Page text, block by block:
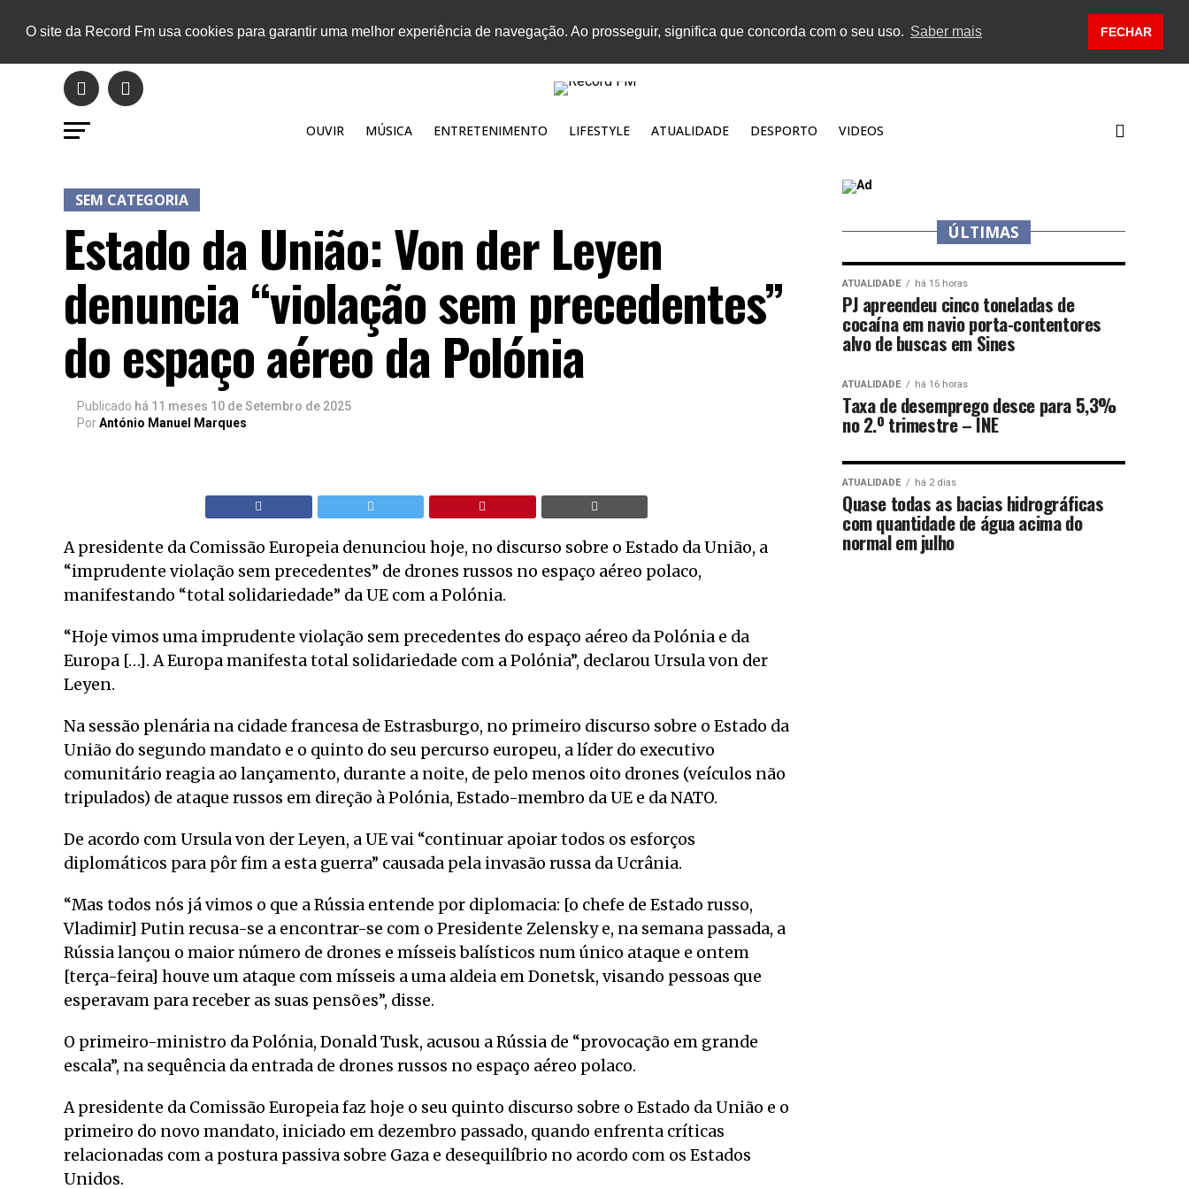
O site da Record Fm usa cookies para garantir uma melhor experiência de navegação. Ao prosseguir, significa que concorda com o seu uso. Saber mais FECHAR
OUVIR MÚSICA ENTRETENIMENTO LIFESTYLE ATUALIDADE DESPORTO VIDEOS
SEM CATEGORIA
Estado da União: Von der Leyen
denuncia “violação sem precedentes”
do espaço aéreo da Polónia
Publicado há 11 meses 10 de Setembro de 2025
PorAntónio Manuel Marques
A presidente da Comissão Europeia denunciou hoje, no discurso sobre o Estado da União, a
“imprudente violação sem precedentes” de drones russos no espaço aéreo polaco,
manifestando “total solidariedade” da UE com a Polónia.
“Hoje vimos uma imprudente violação sem precedentes do espaço aéreo da Polónia e da
Europa […]. A Europa manifesta total solidariedade com a Polónia”, declarou Ursula von der
Leyen.
Na sessão plenária na cidade francesa de Estrasburgo, no primeiro discurso sobre o Estado da
União do segundo mandato e o quinto do seu percurso europeu, a líder do executivo
comunitário reagia ao lançamento, durante a noite, de pelo menos oito drones (veículos não
tripulados) de ataque russos em direção à Polónia, Estado-membro da UE e da NATO.
De acordo com Ursula von der Leyen, a UE vai “continuar apoiar todos os esforços
diplomáticos para pôr fim a esta guerra” causada pela invasão russa da Ucrânia.
“Mas todos nós já vimos o que a Rússia entende por diplomacia: [o chefe de Estado russo,
Vladimir] Putin recusa-se a encontrar-se com o Presidente Zelensky e, na semana passada, a
Rússia lançou o maior número de drones e mísseis balísticos num único ataque e ontem
[terça-feira] houve um ataque com mísseis a uma aldeia em Donetsk, visando pessoas que
esperavam para receber as suas pensões”, disse.
O primeiro-ministro da Polónia, Donald Tusk, acusou a Rússia de “provocação em grande
escala”, na sequência da entrada de drones russos no espaço aéreo polaco.
A presidente da Comissão Europeia faz hoje o seu quinto discurso sobre o Estado da União e o
primeiro do novo mandato, iniciado em dezembro passado, quando enfrenta críticas
relacionadas com a postura passiva sobre Gaza e desequilíbrio no acordo com os Estados
Unidos.
ÚLTIMAS
ATUALIDADE há 15 horas
PJ apreendeu cinco toneladas de
cocaína em navio porta-contentores
alvo de buscas em Sines
ATUALIDADE há 16 horas
Taxa de desemprego desce para 5,3%
no 2.º trimestre – INE
ATUALIDADE há 2 dias
Quase todas as bacias hidrográficas
com quantidade de água acima do
normal em julho